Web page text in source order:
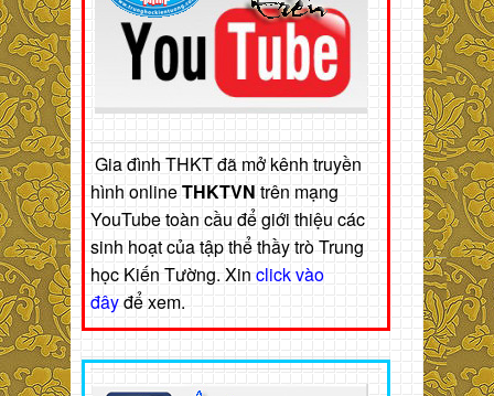
Gia đình THKT đã mở kênh truyền
hình onlineTHKTVN trên mạng
YouTube toàn cầu để giới thiệu các
sinh hoạt của tập thể thầy trò Trung
học Kiến Tường. Xin click vào
đâyđể xem.